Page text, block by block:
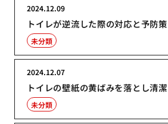
トイレが逆流した際の対応と予防策
2024.12.09
未分類
トイレの壁紙の黄ばみを落とし清
2024.12.07
未分類